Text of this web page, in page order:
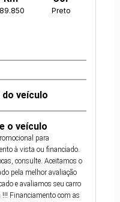
Preto
veículo
o veículo
para
à vista ou financiado.
consulte. Aceitamos o
pela melhor avaliação
e avaliamos seu carro
!!! Financiamento com as